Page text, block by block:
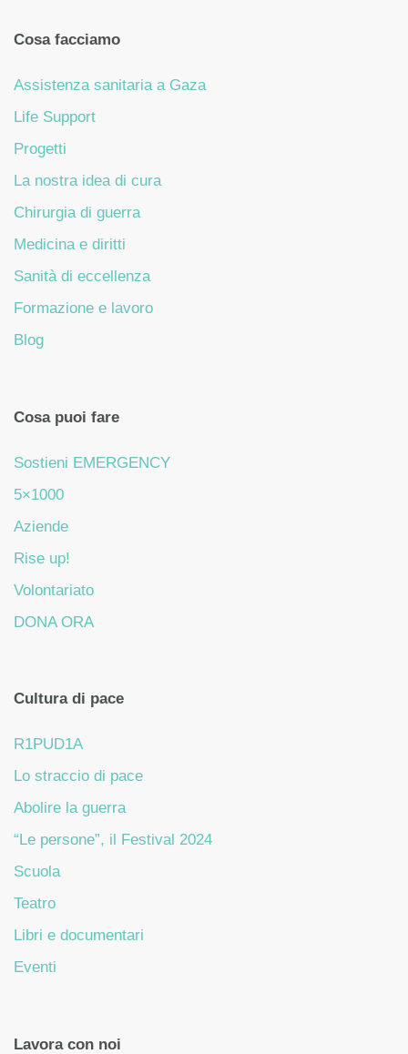
Cosa facciamo
Assistenza sanitaria a Gaza
Life Support
Progetti
La nostra idea di cura
Chirurgia di guerra
Medicina e diritti
Sanità di eccellenza
Formazione e lavoro
Blog
Cosa puoi fare
Sostieni EMERGENCY
5×1000
Aziende
Rise up!
Volontariato
DONA ORA
Cultura di pace
R1PUD1A
Lo straccio di pace
Abolire la guerra
“Le persone”, il Festival 2024
Scuola
Teatro
Libri e documentari
Eventi
Lavora con noi